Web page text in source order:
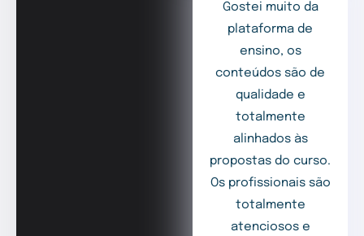
Gostei muito da
plataforma de
ensino, os
conteúdos são de
qualidade e
totalmente
alinhados às
propostas do curso.
Os profissionais são
totalmente
atenciosos e